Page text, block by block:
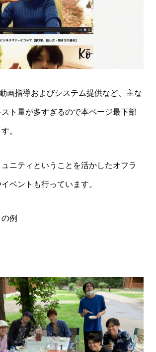
画指導およびシステム提供など、主な
ト量が多すぎるので本ページ最下部
。
ニティということを活かしたオフラ
ベントも行っています。
例